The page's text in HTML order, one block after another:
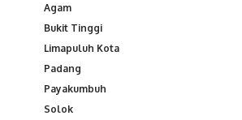
Agam
Bukit Tinggi
Limapuluh Kota
Padang
Payakumbuh
Solok